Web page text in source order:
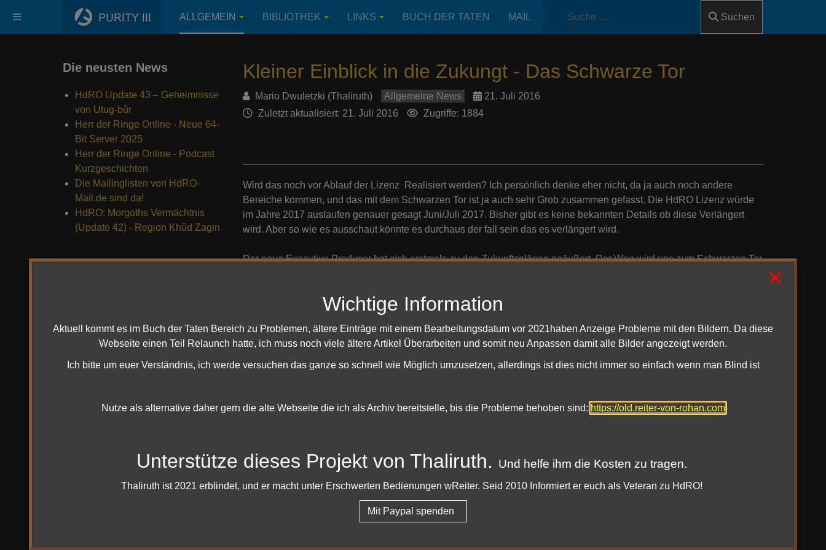
Suchen
ALLGEMEIN BIBLIOTHEK LINKS BUCH DER TATEN MAIL
Kleiner Einblick in die Zukungt - Das Schwarze Tor
Mario Dwuletzki (Thaliruth) Allgemeine News
21. Juli 2016
Zuletzt aktualisiert: 21. Juli 2016
Zugriffe: 1884
Wird das noch vor Ablauf der Lizenz Realisiert werden? Ich persönlich denke eher nicht, da ja auch noch andere
Bereiche kommen, und das mit dem Schwarzen Tor ist ja auch sehr Grob zusammen gefasst. Die HdRO Lizenz würde
im Jahre 2017 auslaufen genauer gesagt Juni/Juli 2017. Bisher gibt es keine bekannten Details ob diese Verlängert
wird. Aber so wie es ausschaut könnte es durchaus der fall sein das es verlängert wird.
Der neue Executive Producer hat sich erstmals zu den Zukunftsplänen geäußert. Der Weg wird uns zum Schwarzen Tor
Schlacht-Instanz handeln.
Damit ist auf jedem fall klar wohin die Reise zumindest schon mal führen wird. Aber wollen wir mal stark hoffen das ab
2017 nicht das große Finale Ende auf uns zu kommen wird
Quelle: LOTRO Forum
Die neusten News
HdRO Update 43 – Geheimnisse
von Utug-bûr
Herr der Ringe Online - Neue 64-
Bit Server 2025
Herr der Ringe Online - Podcast
Kurzgeschichten
Die Mailinglisten von HdRO-
Mail.de sind da!
HdRO: Morgoths Vermächtnis
(Update 42) - Region Khûd Zagin
×
Wichtige Information
Aktuell kommt es im Buch der Taten Bereich zu Problemen, ältere Einträge mit einem Bearbeitungsdatum vor 2021haben Anzeige Probleme mit den Bildern. Da diese
Webseite einen Teil Relaunch hatte, ich muss noch viele ältere Artikel Überarbeiten und somit neu Anpassen damit alle Bilder angezeigt werden.
Ich bitte um euer Verständnis, ich werde versuchen das ganze so schnell wie Möglich umzusetzen, allerdings ist dies nicht immer so einfach wenn man Blind ist
Nutze als alternative daher gern die alte Webseite die ich als Archiv bereitstelle, bis die Probleme behoben sind: https://old.reiter-von-rohan.com
Unterstütze dieses Projekt von Thaliruth. Und helfe ihm die Kosten zu tragen.
Thaliruth ist 2021 erblindet, und er macht unter Erschwerten Bedienungen wReiter. Seid 2010 Informiert er euch als Veteran zu HdRO!
Mit Paypal spenden